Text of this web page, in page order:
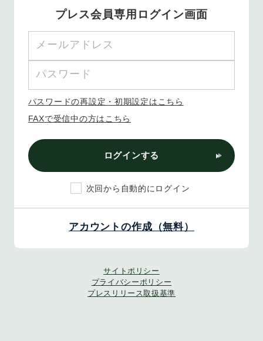
プレス会員専用ログイン画面
パスワードの再設定・初期設定はこちら
FAXで受信中の方はこちら
ログインする
次回から自動的にログイン
アカウントの作成（無料）
サイトポリシー
プライバシーポリシー
プレスリリース取扱基準